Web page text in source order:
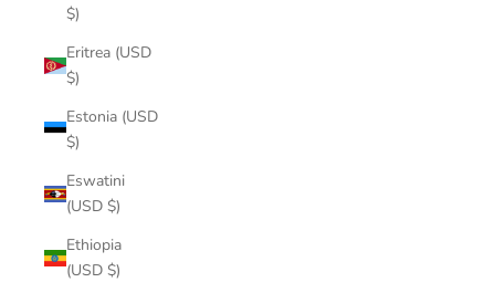
$)
Eritrea (USD
$)
Estonia (USD
$)
Eswatini
(USD $)
Ethiopia
(USD $)